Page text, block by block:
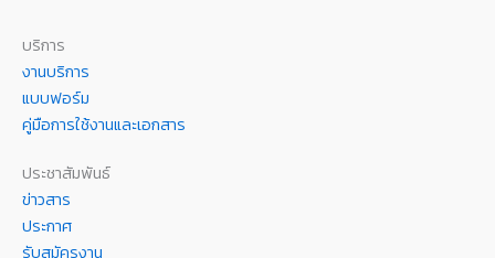
บริการ
งานบริการ
แบบฟอร์ม
คู่มือการใช้งานและเอกสาร
ประชาสัมพันธ์
ข่าวสาร
ประกาศ
รับสมัครงาน